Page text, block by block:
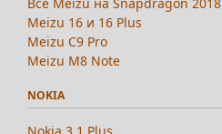
Meizu 16 и 16 Plus
Meizu C9 Pro
Meizu M8 Note
NOKIA